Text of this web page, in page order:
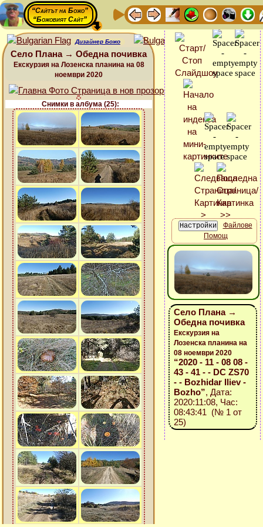
“Сайтът на Божо”
“Божовият Сайт”
Дизайнер Божо
Село Плана → Обедна почивка
Екскурзия на Лозенска планина на 08
ноември 2020
Снимки в албума (25):
Файлове
Помощ
Село Плана →
Обедна почивка
Екскурзия на
Лозенска планина на
08 ноември 2020
“2020 - 11 - 08 08 -
43 - 41 - - DC ZS70
- - Bozhidar Iliev -
Bozho”, Дата:
2020:11:08, Час:
08:43:41 (№ 1 от
25)